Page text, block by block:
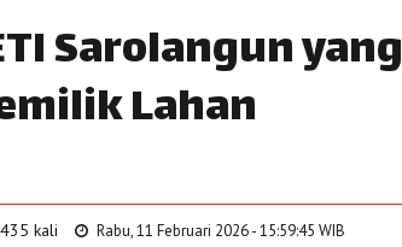
Sarolangun yang
Lahan
kali Rabu, 11 Februari 2026 - 15:59:45 WIB